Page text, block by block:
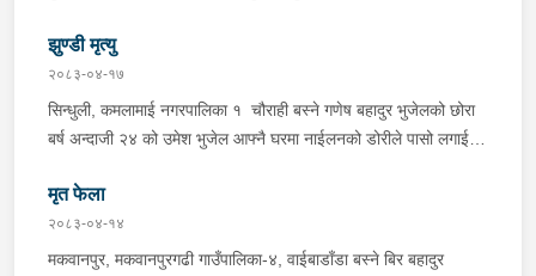
ल्याएको तरकारीको बोरा भित्र डब्बामा प्लास्टिकले पोका पारी लुकाई छिपाई
ल्याएको लागु औषध खैरो हिरोइन जस्तो देखिने गिलो पदार्थ ४५.१९० फेला
पारी नियन्त्रणमा लिई सोधपुछ गर्दा पछाडी मोटरसाइकलमा सवार चालक
अभिषेक कुमार साह र सवार राहुल कुमार मण्डलले उक्त सामान दिई पठाएको
भनि खुल्न आएको हुँदा मोटरसाइकल सहित निजहरुलाई नियन्त्रणमा लिई थप
अनुसन्धान कार्य भईरहेको ।
झुण्डी मृत्यु
२०८३-०४-१७
सिन्धुली, कमलामाई नगरपालिका १ चौराही बस्ने गणेष बहादुर भुजेलको छोरा
बर्ष अन्दाजी २४ को उमेश भुजेल आफ्नै घरमा नाईलनको डोरीले पासो लगाई
घटनास्थलमा मुचुल्का सहित थप अनुसन्धान कार्य भइरहेको ।
मृत फेला
२०८३-०४-१४
मकवानपुर, मकवानपुरगढी गाउँपालिका-४, वाईबाडाँडा बस्ने बिर बहादुर